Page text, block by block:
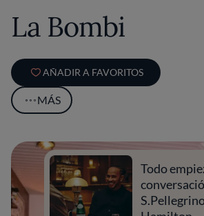
La Bombi
AÑADIR A FAVORITOS
MÁS
Todo